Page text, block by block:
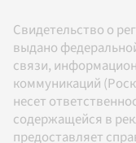
Свидетельство о
выдано
связи,
коммуникаций
несет
содержащейся в
предоставляет